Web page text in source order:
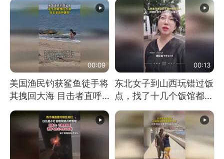
00:09
美国渔民钓获鲨鱼徒手将
其拽回大海 目击者直呼
震惊 （视频来源：参考
消息）
00:13
东北女子到山西玩错过饭
点，找了十几个饭馆都没
开门：午休到几点